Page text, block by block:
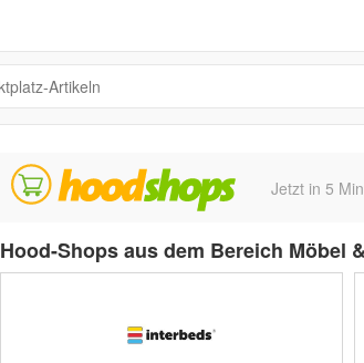
Jetzt in 5
Hood-Shops aus dem Bereich Möbel